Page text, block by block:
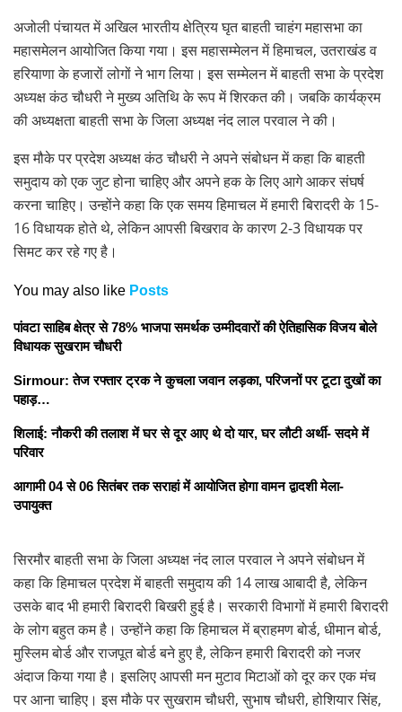
अजोली पंचायत में अखिल भारतीय क्षेत्रिय घृत बाहती चाहंग महासभा का
महासमेलन आयोजित किया गया। इस महासम्मेलन में हिमाचल, उतराखंड व
हरियाणा के हजारों लोगों ने भाग लिया। इस सम्मेलन में बाहती सभा के प्रदेश
अध्यक्ष कंठ चौधरी ने मुख्य अतिथि के रूप में शिरकत की। जबकि कार्यक्रम
की अध्यक्षता बाहती सभा के जिला अध्यक्ष नंद लाल परवाल ने की।
इस मौके पर प्रदेश अध्यक्ष कंठ चौधरी ने अपने संबोधन में कहा कि बाहती
समुदाय को एक जुट होना चाहिए और अपने हक के लिए आगे आकर संघर्ष
करना चाहिए। उन्होंने कहा कि एक समय हिमाचल में हमारी बिरादरी के 15-
16 विधायक होते थे, लेकिन आपसी बिखराव के कारण 2-3 विधायक पर
सिमट कर रहे गए है।
You may also like Posts
पांवटा साहिब क्षेत्र से 78% भाजपा समर्थक उम्मीदवारों की ऐतिहासिक विजय बोले
विधायक सुखराम चौधरी
Sirmour: तेज रफ्तार ट्रक ने कुचला जवान लड़का, परिजनों पर टूटा दुखों का
पहाड़…
शिलाई: नौकरी की तलाश में घर से दूर आए थे दो यार, घर लौटी अर्थी- सदमे में
परिवार
आगामी 04 से 06 सितंबर तक सराहां में आयोजित होगा वामन द्वादशी मेला-
उपायुक्त
सिरमौर बाहती सभा के जिला अध्यक्ष नंद लाल परवाल ने अपने संबोधन में
कहा कि हिमाचल प्रदेश में बाहती समुदाय की 14 लाख आबादी है, लेकिन
उसके बाद भी हमारी बिरादरी बिखरी हुई है। सरकारी विभागों में हमारी बिरादरी
के लोग बहुत कम है। उन्होंने कहा कि हिमाचल में ब्राहमण बोर्ड, धीमान बोर्ड,
मुस्लिम बोर्ड और राजपूत बोर्ड बने हुए है, लेकिन हमारी बिरादरी को नजर
अंदाज किया गया है। इसलिए आपसी मन मुटाव मिटाओं को दूर कर एक मंच
पर आना चाहिए। इस मौके पर सुखराम चौधरी, सुभाष चौधरी, होशियार सिंह,